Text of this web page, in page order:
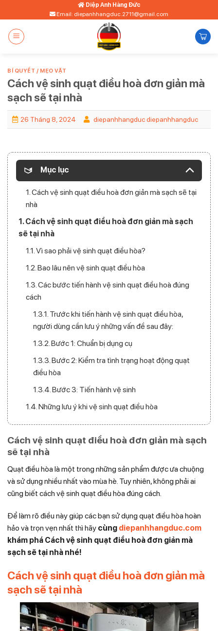
qua
dung
Diệp Anh Hàng Đức
Email: diepanhhangduc.2711@gmail.com
BÍ QUYẾT / MẸO VẶT
Cách vệ sinh quạt điều hoà đơn giản mà
sạch sẽ tại nhà
26 Tháng 8, 2024 diepanhhangduc diepanhhangduc
Mục lục
1. Cách vệ sinh quạt điều hoà đơn giản mà sạch sẽ tại
nhà
1. Cách vệ sinh quạt điều hoà đơn giản mà sạch
sẽ tại nhà
1.1. Vì sao phải vệ sinh quạt điều hòa?
1.2. Bao lâu nên vệ sinh quạt điều hòa
1.3. Các bước tiến hành vệ sinh quạt điều hoà đúng
cách
1.3.1. Trước khi tiến hành vệ sinh quạt điều hòa,
người dùng cần lưu ý những vấn đề sau đây:
1.3.2. Bước 1: Chuẩn bị dụng cụ
1.3.3. Bước 2: Kiểm tra tình trạng hoạt động quạt
điều hòa
1.3.4. Bước 3: Tiến hành vệ sinh
1.4. Những lưu ý khi vệ sinh quạt điều hòa
Cách vệ sinh quạt điều hoà đơn giản mà sạch
sẽ tại nhà
Quạt điều hòa là một trong những sản phẩm được ưa chuộng
và sử dụng nhiều nhất vào mùa hè. Tuy nhiên, không phải ai
cũng biết cách vệ sinh quạt điều hòa đúng cách.
Để làm rõ điều này giúp các bạn sử dụng quạt điều hòa hoàn
hảo và trọn vẹn nhất thì hãy cùng diepanhhangduc.com
khám phá Cách vệ sinh quạt điều hoà đơn giản mà
sạch sẽ tại nhà nhé!
Cách vệ sinh quạt điều hoà đơn giản mà
sạch sẽ tại nhà